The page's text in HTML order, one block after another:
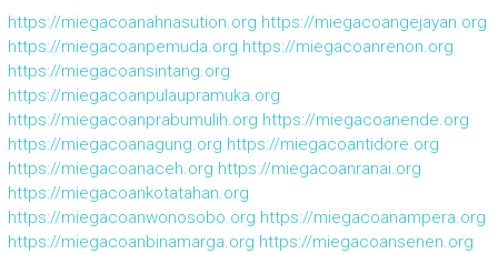
https://miegacoanahnasution.org https://miegacoangejayan.org
https://miegacoanpemuda.org https://miegacoanrenon.org
https://miegacoansintang.org
https://miegacoanpulaupramuka.org
https://miegacoanprabumulih.org https://miegacoanende.org
https://miegacoanagung.org https://miegacoantidore.org
https://miegacoanaceh.org https://miegacoanranai.org
https://miegacoankotatahan.org
https://miegacoanwonosobo.org https://miegacoanampera.org
https://miegacoanbinamarga.org https://miegacoansenen.org